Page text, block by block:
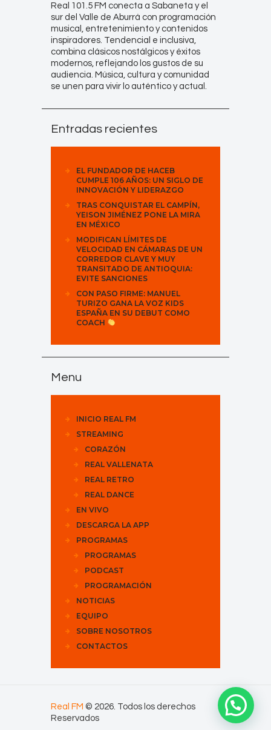
Real 101.5 FM conecta a Sabaneta y el
sur del Valle de Aburrá con programación
musical, entretenimiento y contenidos
inspiradores. Tendencial e inclusiva,
combina clásicos nostálgicos y éxitos
modernos, reflejando los gustos de su
audiencia. Música, cultura y comunidad
se unen para vivir lo auténtico y actual.
Entradas recientes
EL FUNDADOR DE HACEB
CUMPLE 106 AÑOS: UN SIGLO DE
INNOVACIÓN Y LIDERAZGO
TRAS CONQUISTAR EL CAMPÍN,
YEISON JIMÉNEZ PONE LA MIRA
EN MÉXICO
MODIFICAN LÍMITES DE
VELOCIDAD EN CÁMARAS DE UN
CORREDOR CLAVE Y MUY
TRANSITADO DE ANTIOQUIA:
EVITE SANCIONES
CON PASO FIRME: MANUEL
TURIZO GANA LA VOZ KIDS
ESPAÑA EN SU DEBUT COMO
COACH
Menu
INICIO REAL FM
STREAMING
CORAZÓN
REAL VALLENATA
REAL RETRO
REAL DANCE
EN VIVO
DESCARGA LA APP
PROGRAMAS
PROGRAMAS
PODCAST
PROGRAMACIÓN
NOTICIAS
EQUIPO
SOBRE NOSOTROS
CONTACTOS
Real FM © 2026. Todos los derechos
Reservados